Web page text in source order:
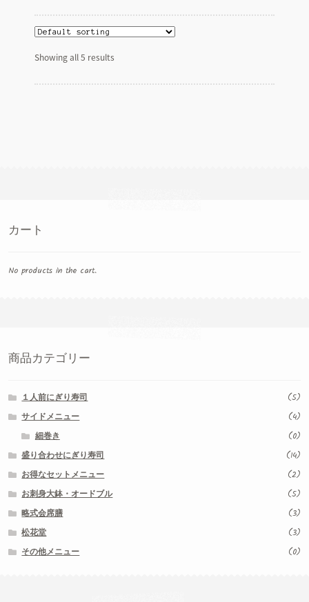
Showing all 5 results
カート
No products in the cart.
商品カテゴリー
１人前にぎり寿司
(5)
サイドメニュー
(4)
細巻き
(0)
盛り合わせにぎり寿司
(14)
お得なセットメニュー
(2)
お刺身大鉢・オードブル
(5)
略式会席膳
(3)
松花堂
(3)
その他メニュー
(0)